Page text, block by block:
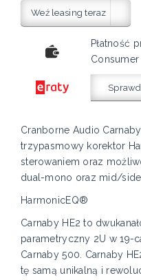
Weź leasing teraz
Płatność
Consumer
Cranborne Audio
trzypasmowy korektor
sterowaniem oraz
dual-mono oraz mid/
HarmonicEQ®
Carnaby HE2 to
parametryczny 2U w 19-
Carnaby 500. Carnaby
tę samą unikalną i